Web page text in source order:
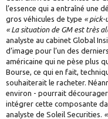
l’essence qui a entraîné une
gros véhicules de type « pick-
« La situation de GM est très
analyste au cabinet Global
d’image pour l’un des
américaine qui ne pèse plus
Bourse, ce qui en fait,
souhaiterait le racheter.
environ - pourrait
intégrer cette composante
analyste de Soleil Securities.